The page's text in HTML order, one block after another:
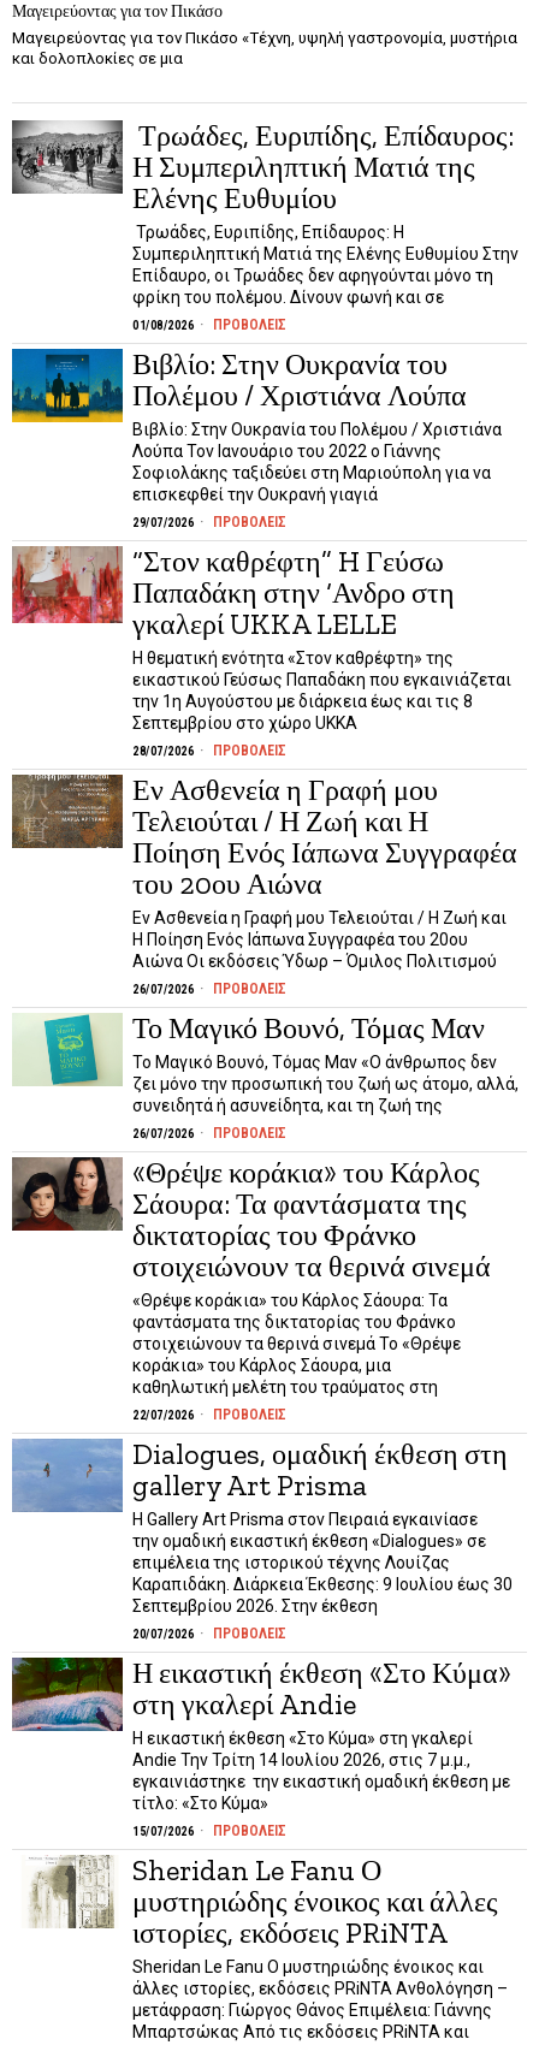
Μαγειρεύοντας για τον Πικάσο
Μαγειρεύοντας για τον Πικάσο «Τέχνη, υψηλή γαστρονομία, μυστήρια
και δολοπλοκίες σε μια
Τρωάδες, Ευριπίδης, Επίδαυρος:
Η Συμπεριληπτική Ματιά της
Ελένης Ευθυμίου
Τρωάδες, Ευριπίδης, Επίδαυρος: Η
Συμπεριληπτική Ματιά της Ελένης Ευθυμίου Στην
Επίδαυρο, οι Τρωάδες δεν αφηγούνται μόνο τη
φρίκη του πολέμου. Δίνουν φωνή και σε
01/08/2026 ΠΡΟΒΟΛΕΙΣ
Βιβλίο: Στην Ουκρανία του
Πολέμου / Χριστιάνα Λούπα
Βιβλίο: Στην Ουκρανία του Πολέμου / Χριστιάνα
Λούπα Τον Ιανουάριο του 2022 ο Γιάννης
Σοφιολάκης ταξιδεύει στη Μαριούπολη για να
επισκεφθεί την Ουκρανή γιαγιά
29/07/2026 ΠΡΟΒΟΛΕΙΣ
“Στον καθρέφτη” H Γεύσω
Παπαδάκη στην ‘Ανδρο στη
γκαλερί UKKA LELLE
Η θεματική ενότητα «Στον καθρέφτη» της
εικαστικού Γεύσως Παπαδάκη που εγκαινιάζεται
την 1η Αυγούστου με διάρκεια έως και τις 8
Σεπτεμβρίου στο χώρο UKKA
28/07/2026 ΠΡΟΒΟΛΕΙΣ
Εν Ασθενεία η Γραφή μου
Τελειούται / Η Ζωή και Η
Ποίηση Ενός Ιάπωνα Συγγραφέα
του 20ου Αιώνα
Εν Ασθενεία η Γραφή μου Τελειούται / Η Ζωή και
Η Ποίηση Ενός Ιάπωνα Συγγραφέα του 20ου
Αιώνα Οι εκδόσεις Ύδωρ – Όμιλος Πολιτισμού
26/07/2026 ΠΡΟΒΟΛΕΙΣ
Το Μαγικό Βουνό, Τόμας Μαν
Το Μαγικό Βουνό, Τόμας Μαν «Ο άνθρωπος δεν
ζει μόνο την προσωπική του ζωή ως άτομο, αλλά,
συνειδητά ή ασυνείδητα, και τη ζωή της
26/07/2026 ΠΡΟΒΟΛΕΙΣ
«Θρέψε κοράκια» του Κάρλος
Σάουρα: Τα φαντάσματα της
δικτατορίας του Φράνκο
στοιχειώνουν τα θερινά σινεμά
«Θρέψε κοράκια» του Κάρλος Σάουρα: Τα
φαντάσματα της δικτατορίας του Φράνκο
στοιχειώνουν τα θερινά σινεμά Το «Θρέψε
κοράκια» του Κάρλος Σάουρα, μια
καθηλωτική μελέτη του τραύματος στη
22/07/2026 ΠΡΟΒΟΛΕΙΣ
Dialogues, ομαδική έκθεση στη
gallery Art Prisma
Η Gallery Art Prisma στον Πειραιά εγκαινίασε
την ομαδική εικαστική έκθεση «Dialogues» σε
επιμέλεια της ιστορικού τέχνης Λουίζας
Καραπιδάκη. Διάρκεια Έκθεσης: 9 Ιουλίου έως 30
Σεπτεμβρίου 2026. Στην έκθεση
20/07/2026 ΠΡΟΒΟΛΕΙΣ
Η εικαστική έκθεση «Στο Κύμα»
στη γκαλερί Andie
Η εικαστική έκθεση «Στο Κύμα» στη γκαλερί
Andie Την Τρίτη 14 Ιουλίου 2026, στις 7 μ.μ.,
εγκαινιάστηκε την εικαστική ομαδική έκθεση με
τίτλο: «Στο Κύμα»
15/07/2026 ΠΡΟΒΟΛΕΙΣ
Sheridan Le Fanu Ο
μυστηριώδης ένοικος και άλλες
ιστορίες, εκδόσεις PRiNTA
Sheridan Le Fanu Ο μυστηριώδης ένοικος και
άλλες ιστορίες, εκδόσεις PRiNTA Ανθολόγηση –
μετάφραση: Γιώργος Θάνος Επιμέλεια: Γιάννης
Μπαρτσώκας Από τις εκδόσεις PRiNTA και